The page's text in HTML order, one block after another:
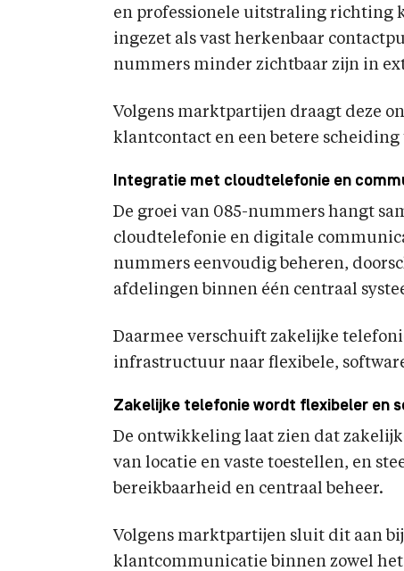
en professionele uitstraling richting
ingezet als vast herkenbaar
nummers minder zichtbaar zijn in
Volgens marktpartijen draagt deze
klantcontact en een betere
Integratie met cloudtelefonie en
De groei van 085-nummers hangt
cloudtelefonie en digitale
nummers eenvoudig beheren,
afdelingen binnen één centraal
Daarmee verschuift zakelijke
infrastructuur naar flexibele,
Zakelijke telefonie wordt flexibeler en
De ontwikkeling laat zien dat
van locatie en vaste toestellen, en
bereikbaarheid en centraal beheer.
Volgens marktpartijen sluit dit aan
klantcommunicatie binnen zowel